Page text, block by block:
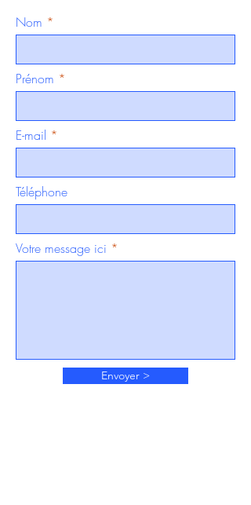
Nom
Prénom
E-mail
Téléphone
Votre message ici
Envoyer >